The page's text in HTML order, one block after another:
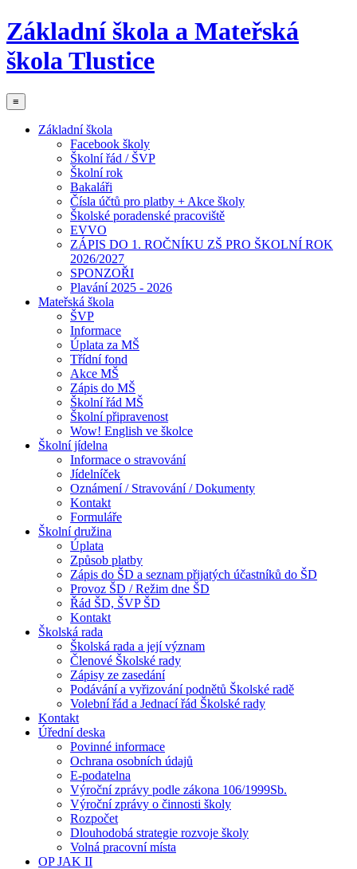
Základní škola a Mateřská
škola Tlustice
≡
Základní škola
Facebook školy
Školní řád / ŠVP
Školní rok
Bakaláři
Čísla účtů pro platby + Akce školy
Školské poradenské pracoviště
EVVO
ZÁPIS DO 1. ROČNÍKU ZŠ PRO ŠKOLNÍ ROK
2026/2027
SPONZOŘI
Plavání 2025 - 2026
Mateřská škola
ŠVP
Informace
Úplata za MŠ
Třídní fond
Akce MŠ
Zápis do MŠ
Školní řád MŠ
Školní připravenost
Wow! English ve školce
Školní jídelna
Informace o stravování
Jídelníček
Oznámení / Stravování / Dokumenty
Kontakt
Formuláře
Školní družina
Úplata
Způsob platby
Zápis do ŠD a seznam přijatých účastníků do ŠD
Provoz ŠD / Režim dne ŠD
Řád ŠD, ŠVP ŠD
Kontakt
Školská rada
Školská rada a její význam
Členové Školské rady
Zápisy ze zasedání
Podávání a vyřizování podnětů Školské radě
Volební řád a Jednací řád Školské rady
Kontakt
Úřední deska
Povinné informace
Ochrana osobních údajů
E-podatelna
Výroční zprávy podle zákona 106/1999Sb.
Výroční zprávy o činnosti školy
Rozpočet
Dlouhodobá strategie rozvoje školy
Volná pracovní místa
OP JAK II